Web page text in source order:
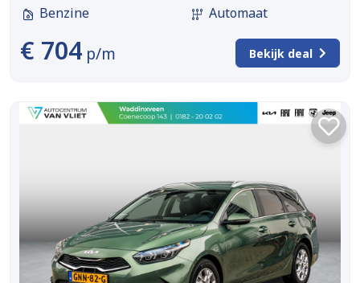
Benzine
Automaat
€ 704 p/m Bekijk deal